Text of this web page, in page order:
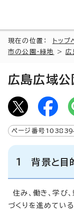
現在の位置： トップ
市の公園・緑地
>広
広島広域
ページ番号
1 背景と目
住み、働き、学び
づくりを進めてい